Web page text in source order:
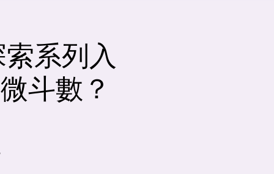
系列入
斗數？